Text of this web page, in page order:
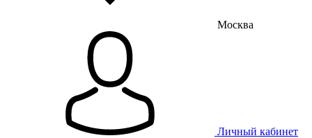
Москва
Личный кабинет